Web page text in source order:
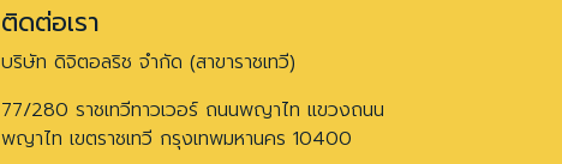
ติดต่อเรา
บริษัท ดิจิตอลริช จำกัด (สาขาราชเทวี)
77/280 ราชเทวีทาวเวอร์ ถนนพญาไท แขวงถนน
พญาไท เขตราชเทวี กรุงเทพมหานคร 10400